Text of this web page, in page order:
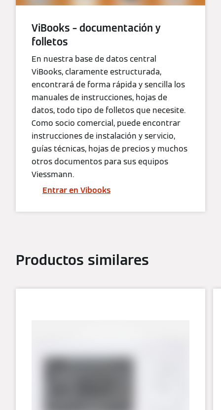
ViBooks – documentación y
folletos
En nuestra base de datos central
ViBooks, claramente estructurada,
encontrará de forma rápida y sencilla los
manuales de instrucciones, hojas de
datos, todo tipo de folletos que necesite.
Como socio comercial, puede encontrar
instrucciones de instalación y servicio,
guías técnicas, hojas de precios y muchos
otros documentos para sus equipos
Viessmann.
Entrar en Vibooks
Productos similares